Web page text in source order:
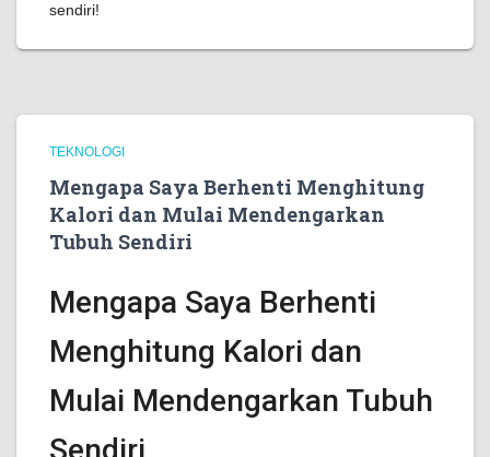
sendiri!
TEKNOLOGI
Mengapa Saya Berhenti Menghitung
Kalori dan Mulai Mendengarkan
Tubuh Sendiri
Mengapa Saya Berhenti
Menghitung Kalori dan
Mulai Mendengarkan Tubuh